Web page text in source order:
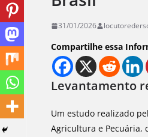
31/01/2026
Compartilhe essa
Levantamento
Um estudo realizado
Agricultura e Pecuária,